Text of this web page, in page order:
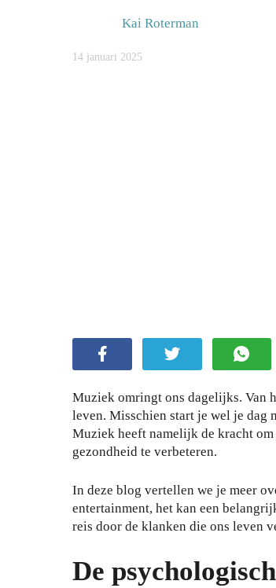
Kai Roterman
14 januari 2025
Muziek omringt ons dagelijks. Van
leven. Misschien start je wel je dag
Muziek heeft namelijk de kracht
gezondheid te verbeteren.
In deze blog vertellen we je meer
entertainment, het kan een
reis door de klanken die ons leven
De